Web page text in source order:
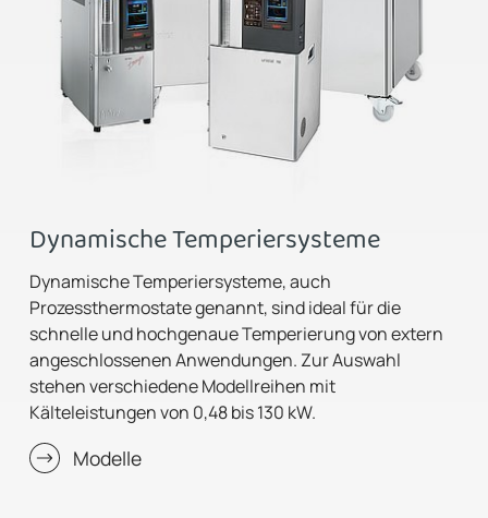
Dynamische Temperiersysteme
Dynamische Temperiersysteme, auch
Prozessthermostate genannt, sind ideal für die
schnelle und hochgenaue Temperierung von extern
angeschlossenen Anwendungen. Zur Auswahl
stehen verschiedene Modellreihen mit
Kälteleistungen von 0,48 bis 130 kW.
Modelle